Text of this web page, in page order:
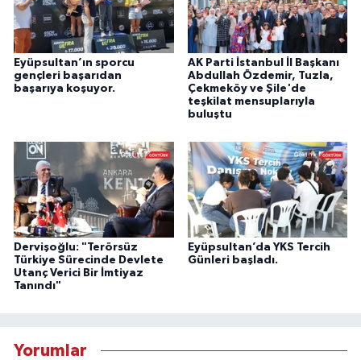
Eyüpsultan’ın sporcu
gençleri başarıdan
başarıya koşuyor.
AK Parti İstanbul İl Başkanı
Abdullah Özdemir, Tuzla,
Çekmeköy ve Şile'de
teşkilat mensuplarıyla
buluştu
Dervişoğlu: "Terörsüz
Türkiye Sürecinde Devlete
Utanç Verici Bir İmtiyaz
Tanındı"
Eyüpsultan’da YKS Tercih
Günleri başladı.
Yorumlar